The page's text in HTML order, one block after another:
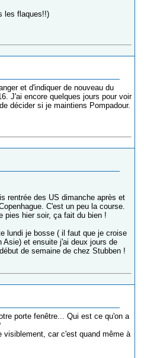
les flaques!!)
et d'indiquer de nouveau du
J'ai encore quelques jours pour voir
décider si je maintiens Pompadour.
rentrée des US dimanche après et
C'est un peu la course.
pies hier soir, ça fait du bien !
lundi je bosse ( il faut que je croise
et ensuite j'ai deux jours de
de semaine de chez Stubben !
porte fenêtre... Qui est ce qu'on a
visiblement, car c'est quand même à